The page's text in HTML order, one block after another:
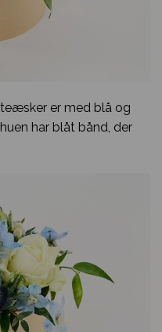
er med blå og
har blåt bånd, der